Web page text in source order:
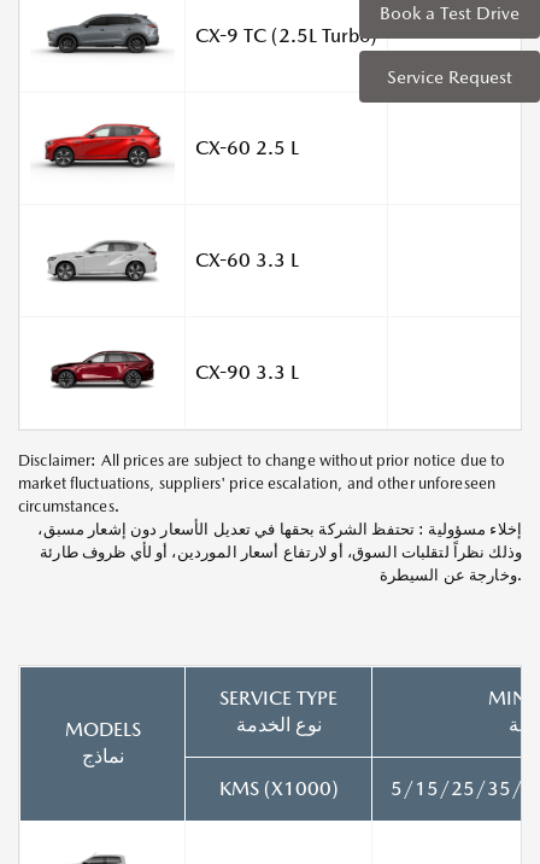
Book a Test Drive
Service Request
CX-9 TC (2.5L Turbo)
CX-60 2.5 L
CX-60 3.3 L
CX-90 3.3 L
Disclaimer: All prices are subject to change without prior notice due to
market fluctuations, suppliers' price escalation, and other unforeseen
circumstances.
إخلاء مسؤولية : تحتفظ الشركة بحقها في تعديل الأسعار دون إشعار مسبق،
وذلك نظراً لتقلبات السوق، أو لارتفاع أسعار الموردين، أو لأي ظروف طارئة
وخارجة عن السيطرة.
MODELS
نماذج
SERVICE TYPE
نوع الخدمة
KMS (X1000) 5/15/25/35/